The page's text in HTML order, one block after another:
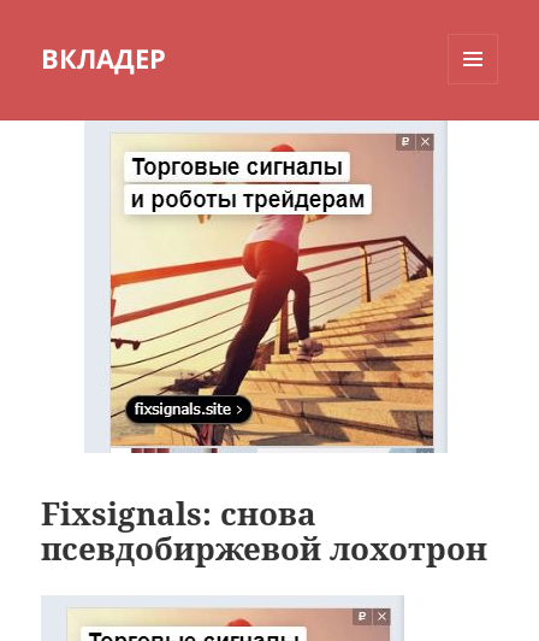
ВКЛАДЕР
Fixsignals: снова
псевдобиржевой лохотрон